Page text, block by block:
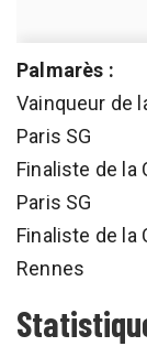
Palmarès :
Vainqueur de
Paris SG
Finaliste de la
Paris SG
Finaliste de la
Rennes